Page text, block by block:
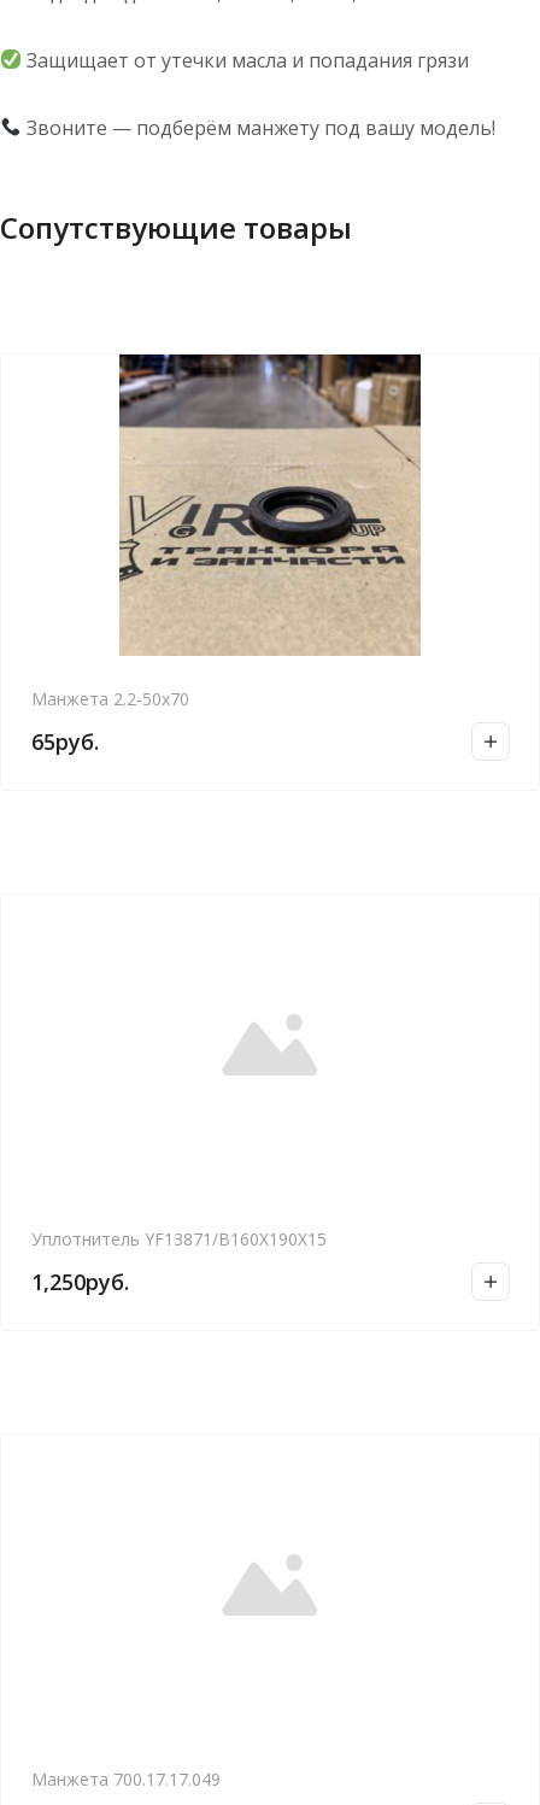
Защищает от утечки масла и попадания грязи
Звоните — подберём манжету под вашу модель!
Сопутствующие товары
Манжета 2.2-50х70
65руб.
Уплотнитель YF13871/B160X190X15
1,250руб.
Манжета 700.17.17.049